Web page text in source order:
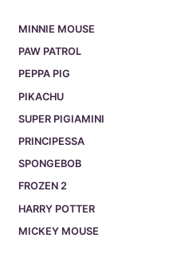
MINNIE MOUSE
PAW PATROL
PEPPA PIG
PIKACHU
SUPER PIGIAMINI
PRINCIPESSA
SPONGEBOB
FROZEN 2
HARRY POTTER
MICKEY MOUSE